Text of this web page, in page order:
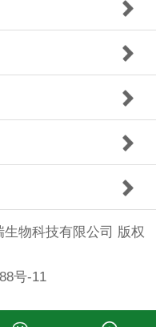
物科技有限公司 版权
号-11